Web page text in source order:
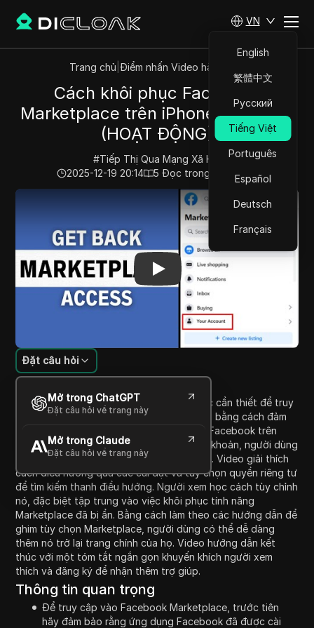
VN
English
繁體中文
Русский
Tiếng Việt
Português
Español
Deutsch
Français
Trang chủ Điểm nhấn Video hàng đầu
Cách khôi phục Facebook
Marketplace trên iPhone / Android
(HOẠT ĐỘNG)
#Tiếp Thị Qua Mạng Xã Hội
2025-12-19 20:14
5 Đọc trong giây phút
Cách khôi phục Facebook Marketplace
Giới thiệu nội dung
Đặt câu hỏi
Mở trong ChatGPT
Đặt câu hỏi về trang này
Mở trong Claude
Đặt câu hỏi về trang này
Video hướng dẫn này phác thảo các bước cần thiết để truy
cập lại Facebook Marketplace. Nó bắt đầu bằng cách đảm
bảo rằng người xem đã cài đặt ứng dụng Facebook trên
thiết bị của họ. Sau khi đăng nhập vào tài khoản, người dùng
được hướng dẫn đến cài đặt hồ sơ của họ. Video giải thích
cách điều hướng qua các cài đặt và tùy chọn quyền riêng tư
để tìm kiếm thanh điều hướng. Người xem học cách tùy chỉnh
nó, đặc biệt tập trung vào việc khôi phục tính năng
Marketplace đã bị ẩn. Bằng cách làm theo các hướng dẫn để
ghim tùy chọn Marketplace, người dùng có thể dễ dàng
thêm nó trở lại trang chính của họ. Video hướng dẫn kết
thúc với một tóm tắt ngắn gọn khuyến khích người xem
thích và đăng ký để nhận thêm trợ giúp.
Thông tin quan trọng
Để truy cập vào Facebook Marketplace, trước tiên
hãy đảm bảo rằng ứng dụng Facebook đã được cài